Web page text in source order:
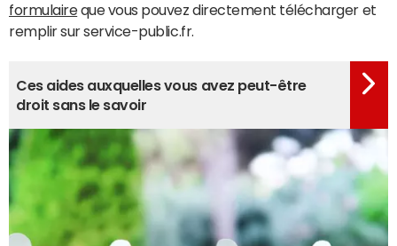
formulaireque vous pouvez directement télécharger et
remplir sur service-public.fr.
Ces aides auxquelles vous avez peut-être
droit sans le savoir